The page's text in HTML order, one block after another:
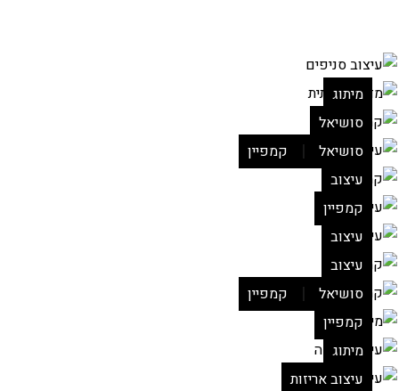
מיתוג
סושיאל
סושיאל
|
קמפיין
עיצוב
קמפיין
עיצוב
עיצוב
סושיאל
|
קמפיין
קמפיין
מיתוג
עיצוב אריזות